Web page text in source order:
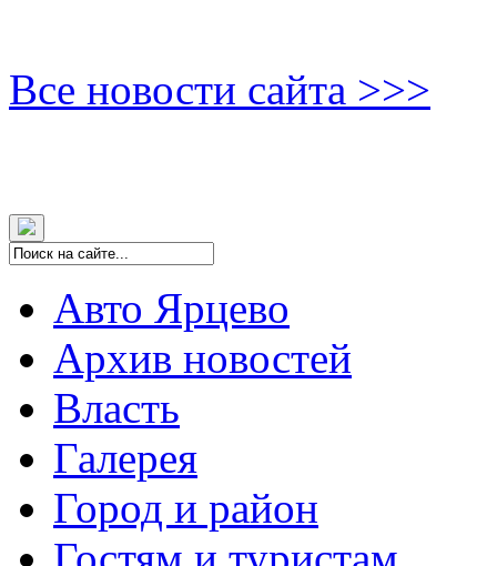
Все новости сайта >>>
Авто Ярцево
Архив новостей
Власть
Галерея
Город и район